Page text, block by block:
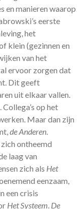
en manieren waarop
eerste
het
klein (gezinnen en
van het
ervoor zorgen dat
Dit geeft
uit elkaar vallen.
op het
Maar dan zijn
de Anderen
zich ontheemd
laag van
zich als Het
eenzaam,
een crisis
Het Systeem De